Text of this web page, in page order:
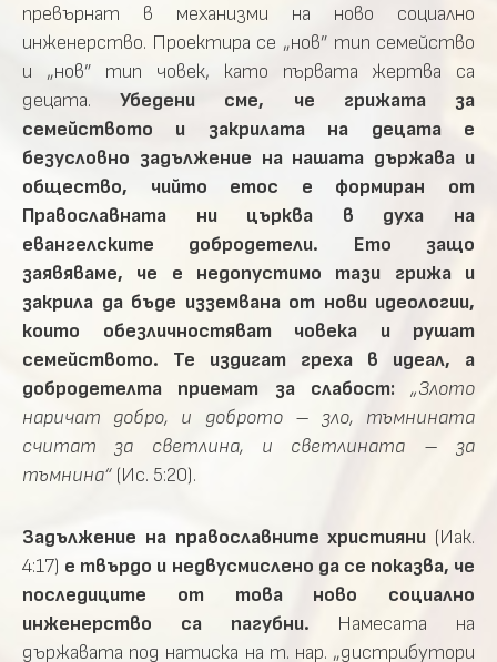
превърнат в механизми на ново социално
инженерство. Проектира се „нов” тип семейство
и „нов” тип човек, като първата жертва са
децата.Убедени сме, че грижата за
семейството и закрилата на децата е
безусловно задължение на нашата държава и
общество, чийто етос е формиран от
Православната ни църква в духа на
евангелските добродетели. Ето защо
заявяваме, че е недопустимо тази грижа и
закрила да бъде изземвана от нови идеологии,
които обезличностяват човека и рушат
семейството. Те издигат греха в идеал, а
добродетелта приемат за слабост: „Злото
наричат добро, и доброто – зло, тъмнината
считат за светлина, и светлината – за
тъмнина“ (Ис. 5:20).
Задължение на православните християни (Иак.
4:17) е твърдо и недвусмислено да се показва, че
последиците от това ново социално
инженерство са пагубни. Намесата на
държавата под натиска на т. нар. „дистрибутори